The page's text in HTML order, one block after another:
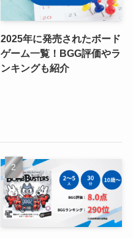
2025年に発売されたボード
ゲーム一覧！BGG評価やラ
ンキングも紹介